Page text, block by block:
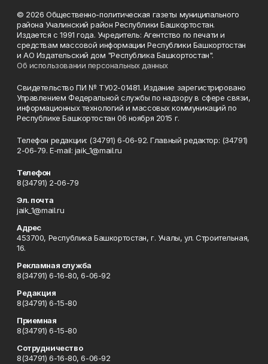
© 2026 Общественно-политическая газеты муниципального
района Учалинский район Республики Башкортостан.
Издается с 1991 года. Учредитель: Агентство по печати и
средствам массовой информации Республики Башкортостан
и АО Издательский дом "Республика Башкортостан".
Об использовании персональных данных
Свидетельство ПИ № ТУ02-01481. Издание зарегистрировано
Управлением Федеральной службы по надзору в сфере связи,
информационных технологий и массовых коммуникаций по
Республике Башкортостан 06 ноября 2015 г.
Телефон редакции: (34791) 6-06-92. Главный редактор: (34791)
2-06-79. Е-mаil: jaik_1@mail.ru
Телефон
8(34791) 2-06-79
Эл. почта
jaik_1@mail.ru
Адрес
453700, Республика Башкортостан, г. Учалы, ул. Строительная,
16.
Рекламная служба
8(34791) 6-16-80, 6-06-92
Редакция
8(34791) 6-15-80
Приемная
8(34791) 6-15-80
Сотрудничество
8(34791) 6-16-80, 6-06-92